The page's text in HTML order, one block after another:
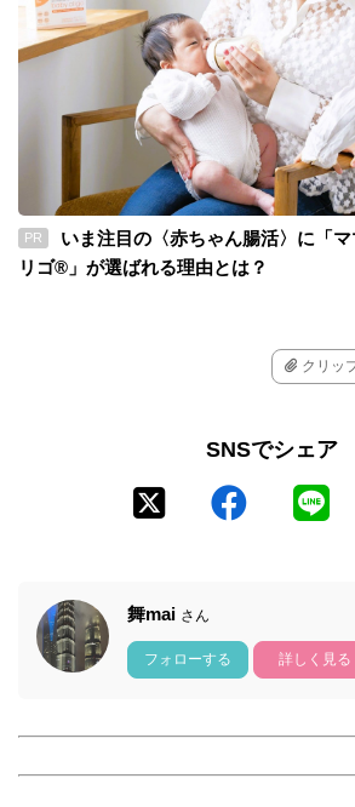
PR
いま注目の〈赤ちゃん腸活〉に「
リゴ®」が選ばれる理由とは？
クリッ
SNSでシェア
舞mai さん
フォローする 詳しく見る